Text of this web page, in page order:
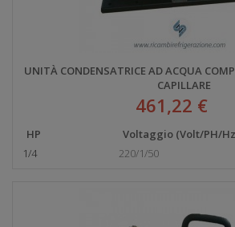
UNITÀ CONDENSATRICE AD ACQUA
CAPILLARE
461,22 €
HP Voltaggio (Volt/PH/
1/4
220/1/50